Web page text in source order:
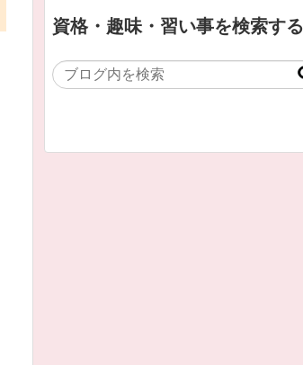
資格・趣味・習い事を検索する